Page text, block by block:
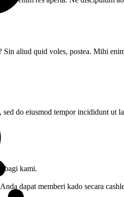
aliud quid voles, postea. Mihi
do eiusmod tempor incididunt
bagi kami.
dapat memberi kado secara